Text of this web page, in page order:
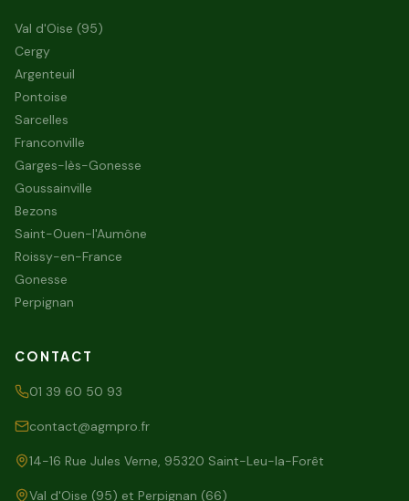
Val d'Oise (95)
Cergy
Argenteuil
Pontoise
Sarcelles
Franconville
Garges-lès-Gonesse
Goussainville
Bezons
Saint-Ouen-l'Aumône
Roissy-en-France
Gonesse
Perpignan
CONTACT
01 39 60 50 93
contact@agmpro.fr
14-16 Rue Jules Verne, 95320 Saint-Leu-la-Forêt
Val d'Oise (95) et Perpignan (66)